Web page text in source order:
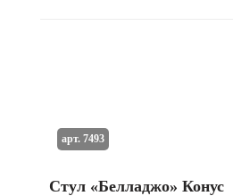
Стул «Белладжо» Конус
арт. 7493